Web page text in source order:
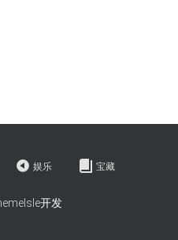
娱乐 宝藏
开发